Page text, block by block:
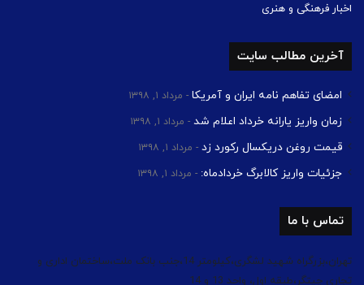
اخبار فرهنگی و هنری
آخرین مطالب سایت
امضای تفاهم نامه ایران و آمریکا مرداد ۱, ۱۳۹۸
زمان واریز یارانه خرداد اعلام شد مرداد ۱, ۱۳۹۸
قیمت روغن دریکسال رکورد زد مرداد ۱, ۱۳۹۸
جزئیات واریز کالابرگ خردادماه: مرداد ۱, ۱۳۹۸
تماس با ما
تهران،بزرگراه شهید لشگری،کیلومتر 14،جنب بانک ملت،ساختمان اداری و
تجاری چیتگر،طبقه اول، واحد 13 و 14